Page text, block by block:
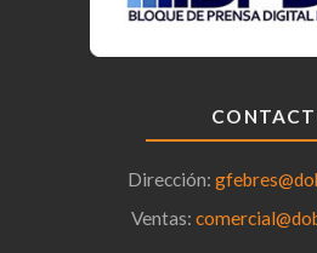
Dirección:
Ventas: